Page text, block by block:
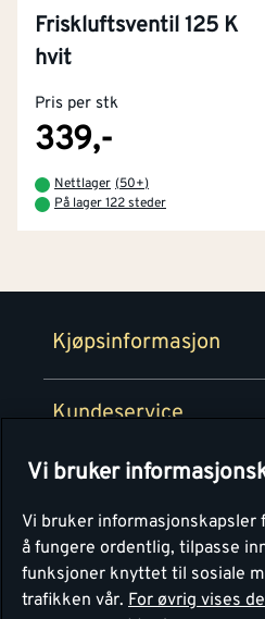
Friskluftsventil 125 K
hvit
Pris per stk
339,-
Nettlager (50+)
På lager 122 steder
Kjøpsinformasjon
Kjøpsbetingelser
Retur- og
Kundeservice
Kontakt oss
Tjenester
Montér Klubb
Montér
Om Montér
Byggevarehus og
Prismatch
Personvern
Vi bruker
Vi bruker
å fungere ordentlig, tilpasse
funksjoner knyttet til sosiale
trafikken vår. For øvrig vises